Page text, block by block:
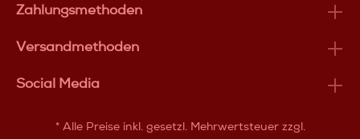
Zahlungsmethoden
Versandmethoden
Social Media
* Alle Preise inkl. gesetzl. Mehrwertsteuer zzgl.